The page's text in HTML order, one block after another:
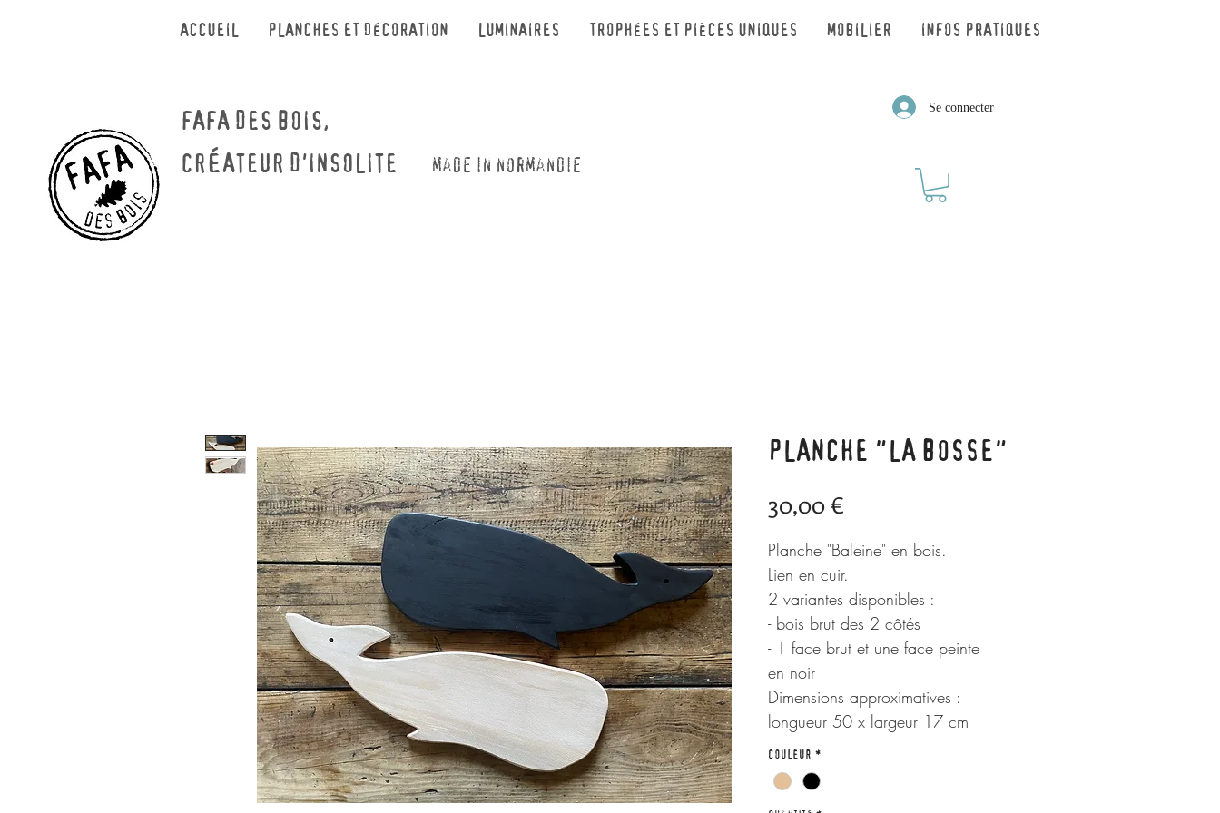
ACCUEIL PLANCHES ET DÉCORATION LUMINAIRES TROPHÉES ET PIÈCES UNIQUES MOBILIER INFOS PRATIQUES
FAFA DES BOIS,
CRÉATEUR D'INSOLITE made in normandie
Se connecter
PLANCHE "LA BOSSE"
30,00 €
Planche "Baleine" en bois.
Lien en cuir.
2 variantes disponibles :
- bois brut des 2 côtés
- 1 face brut et une face peinte
en noir
Dimensions approximatives :
longueur 50 x largeur 17 cm
COULEUR *